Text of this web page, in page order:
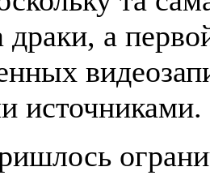
драки, а
источниками.